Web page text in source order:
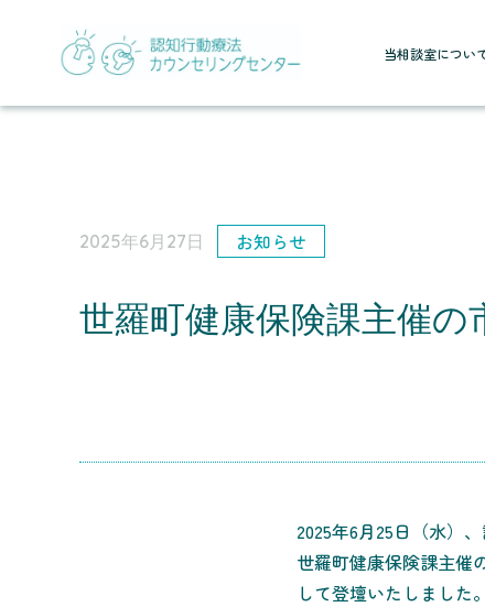
当相談室につい
2025年6月27日 お知らせ
世羅町健康保険課主催
2025年6月25日（水）
世羅町健康保険課主催
して登壇いたしました。